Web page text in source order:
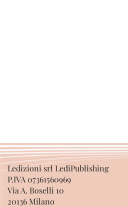
Ledizioni srl LediPublishing
P.IVA 07361560969
Via A. Boselli 10
20136 Milano